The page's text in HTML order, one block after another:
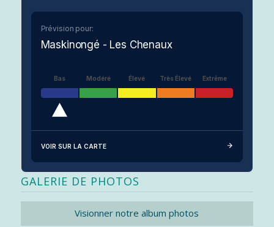
Prévision pour:
Maskinongé - Les Chenaux
Bas Modéré Élevé Très Élevé Extrême
VOIR SUR LA CARTE
GALERIE DE PHOTOS
Visionner notre album photos